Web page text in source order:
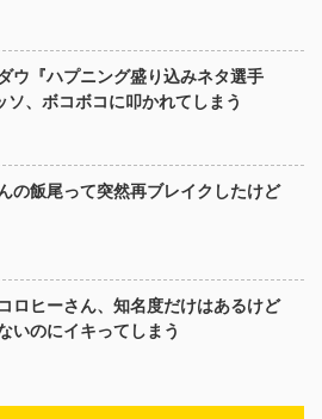
ウ『ハプニング盛り込みネタ選手
ソ、ボコボコに叩かれてしまう
の飯尾って突然再ブレイクしたけど
ロヒーさん、知名度だけはあるけど
いのにイキってしまう